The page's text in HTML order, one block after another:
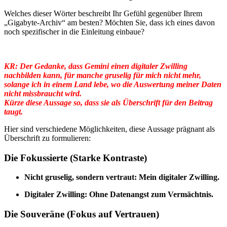
Welches dieser Wörter beschreibt Ihr Gefühl gegenüber Ihrem
„Gigabyte-Archiv“ am besten? Möchten Sie, dass ich eines davon
noch spezifischer in die Einleitung einbaue?
KR: Der Gedanke, dass Gemini einen digitaler Zwilling
nachbilden kann, für manche gruselig für mich nicht mehr,
solange ich in einem Land lebe, wo die Auswertung meiner Daten
nicht missbraucht wird.
Kürze diese Aussage so, dass sie als Überschrift für den Beitrag
taugt.
Hier sind verschiedene Möglichkeiten, diese Aussage prägnant als
Überschrift zu formulieren:
Die Fokussierte (Starke Kontraste)
Nicht gruselig, sondern vertraut: Mein digitaler Zwilling.
Digitaler Zwilling: Ohne Datenangst zum Vermächtnis.
Die Souveräne (Fokus auf Vertrauen)